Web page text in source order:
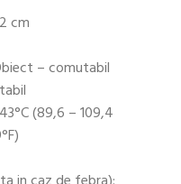
cm
– comutabil
(89,6 – 109,4